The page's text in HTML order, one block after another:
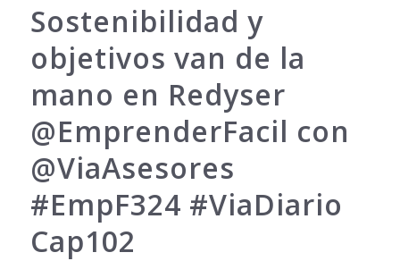
Sostenibilidad y
objetivos van de la
mano en Redyser
@EmprenderFacil con
@ViaAsesores
#EmpF324 #ViaDiario
Cap102